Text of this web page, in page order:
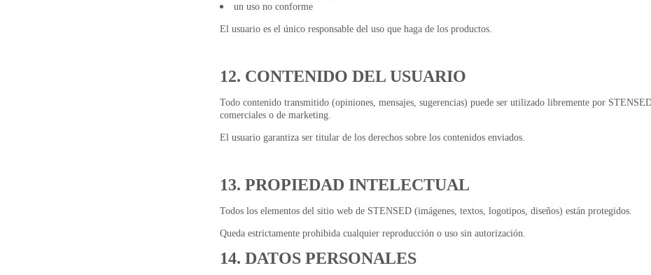
un uso no conforme
El usuario es el único responsable del uso que haga de los productos.
12. CONTENIDO DEL USUARIO
Todo contenido transmitido (opiniones, mensajes, sugerencias) puede ser utilizado libremente por
comerciales o de marketing.
El usuario garantiza ser titular de los derechos sobre los contenidos enviados.
13. PROPIEDAD INTELECTUAL
Todos los elementos del sitio web de STENSED (imágenes, textos, logotipos, diseños) están protegidos.
Queda estrictamente prohibida cualquier reproducción o uso sin autorización.
14. DATOS PERSONALES